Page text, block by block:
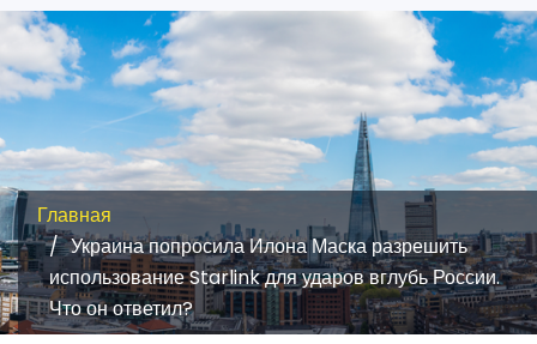
Главная
Украина попросила Илона Маска разрешить
использование Starlink для ударов вглубь России.
Что он ответил?